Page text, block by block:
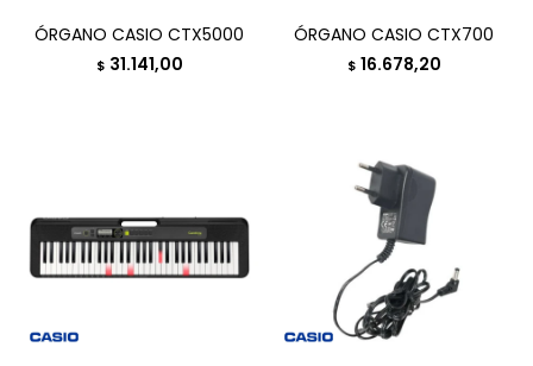
ÓRGANO CASIO CTX5000
$ 31.141,00
ÓRGANO CASIO CTX700
$ 16.678,20